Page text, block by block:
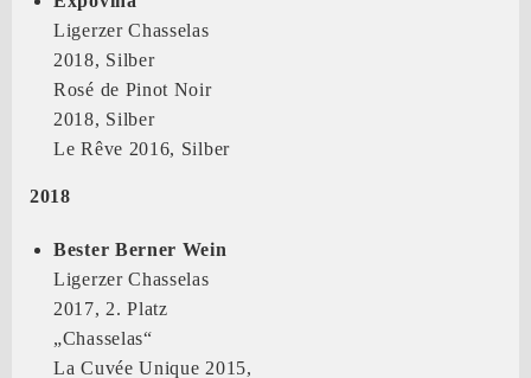
Ligerzer Chasselas
2018, Silber
Rosé de Pinot Noir
2018, Silber
Le Rêve 2016, Silber
2018
Bester Berner Wein
Ligerzer Chasselas
2017, 2. Platz
„Chasselas“
La Cuvée Unique 2015,